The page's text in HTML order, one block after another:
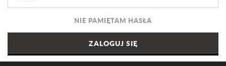
NIE PAMIĘTAM HASŁA